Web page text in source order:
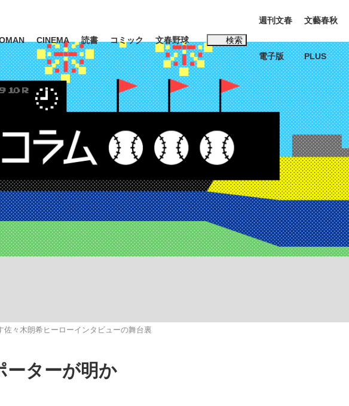
ビジネス インタビュー 読書
の空気のまま解散」WBC日本代表“敗戦”の真実 選手が明かす...
悪者扱いされているのが悲しい」『北の国から』倉本聰氏（91...
観る将棋、読む将棋
CINEMA 読書 コミック 文春野球 検索
彰二 #内田有紀
#松田聖子
週刊文春
電子版
文藝春秋
PLUS
々木朗希ヒーローインタビューの舞台裏
ーターが明か